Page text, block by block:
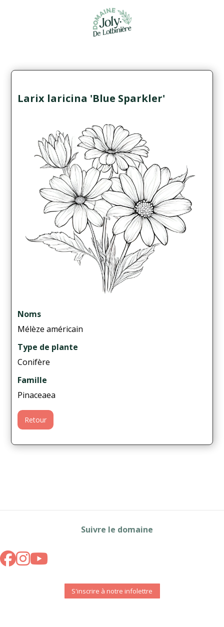
Larix laricina 'Blue Sparkler'
Noms
Mélèze américain
Type de plante
Conifère
Famille
Pinaceaea
Retour
Suivre le domaine
S'inscrire à notre infolettre